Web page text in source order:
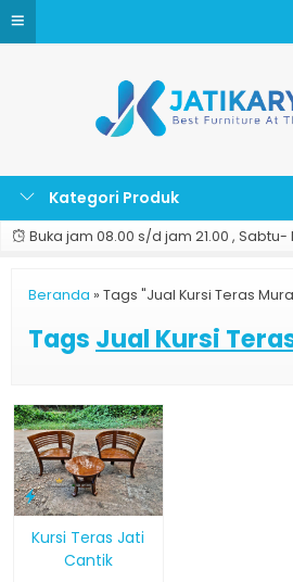
Kategori Produk
Buka jam 08.00 s/d jam 21.00 ,
Beranda » Tags "Jual Kursi Teras
Tags Jual Kursi
Kursi Teras Jati
Cantik